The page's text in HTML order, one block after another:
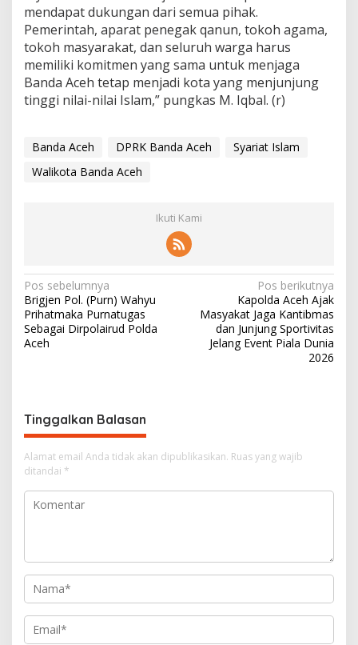
mendapat dukungan dari semua pihak.
Pemerintah, aparat penegak qanun, tokoh agama,
tokoh masyarakat, dan seluruh warga harus
memiliki komitmen yang sama untuk menjaga
Banda Aceh tetap menjadi kota yang menjunjung
tinggi nilai-nilai Islam,” pungkas M. Iqbal. (r)
Banda Aceh DPRK Banda Aceh
Syariat Islam
Walikota Banda Aceh
Ikuti Kami
N
a
v
s
i
p
o
s
Pos sebelumnya
Brigjen Pol. (Purn) Wahyu
Prihatmaka Purnatugas
Sebagai Dirpolairud Polda
Aceh
Pos berikutnya
Kapolda Aceh Ajak
Masyakat Jaga Kantibmas
dan Junjung Sportivitas
Jelang Event Piala Dunia
2026
Tinggalkan Balasan
Alamat email Anda tidak akan dipublikasikan. Ruas yang wajib
ditandai *